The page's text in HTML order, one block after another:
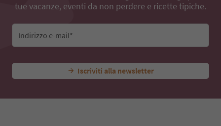
tue vacanze, eventi da non perdere e ricette tipiche.
Indirizzo e-mail*
Iscriviti alla newsletter